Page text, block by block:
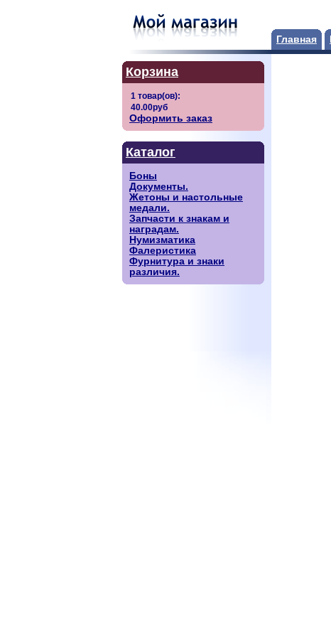
Главная
Корзина
Оформить заказ
Каталог
Боны
Документы.
Жетоны и настольные
медали.
Запчасти к знакам и
наградам.
Нумизматика
Фалеристика
Фурнитура и знаки
различия.